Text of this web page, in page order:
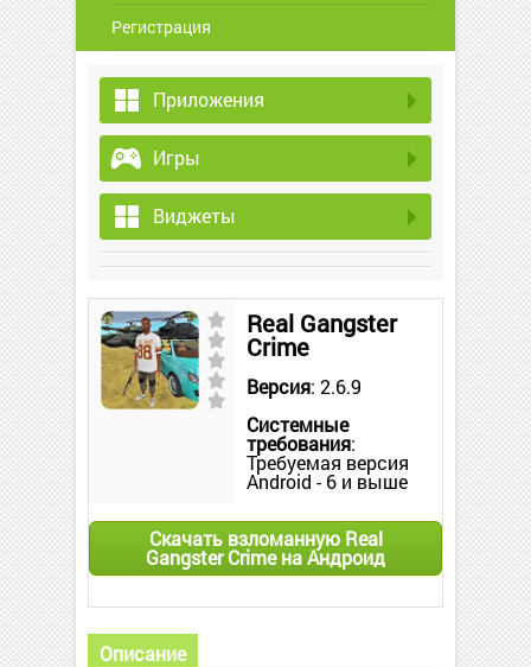
Регистрация
Приложения
Игры
Виджеты
Real Gangster
Crime
Версия: 2.6.9
Системные
требования:
Требуемая версия
Android - 6 и выше
Скачать взломанную Real
Gangster Crime на Андроид
Описание